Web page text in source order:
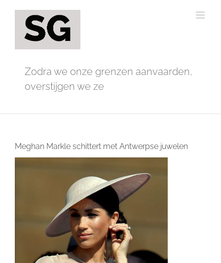
Zodra we onze grenzen aanvaarden,
overstijgen we ze
Meghan Markle schittert met Antwerpse juwelen